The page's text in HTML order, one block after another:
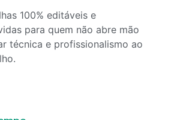
100% editáveis e
para quem não abre mão
técnica e profissionalismo ao